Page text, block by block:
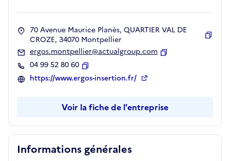
Informations générales
70 Avenue Maurice Planès, QUARTIER VAL DE
CROZE, 34070 Montpellier
ergos.montpellier@actualgroup.com
04 99 52 80 60
Copier
https://www.ergos-insertion.fr/
Voir la fiche de l'entreprise